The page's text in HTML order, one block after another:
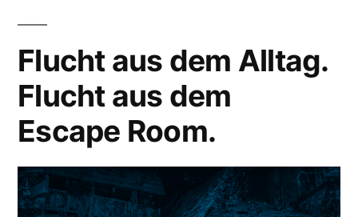
am
bedauern
Flucht aus dem Alltag.
Flucht aus dem
Escape Room.